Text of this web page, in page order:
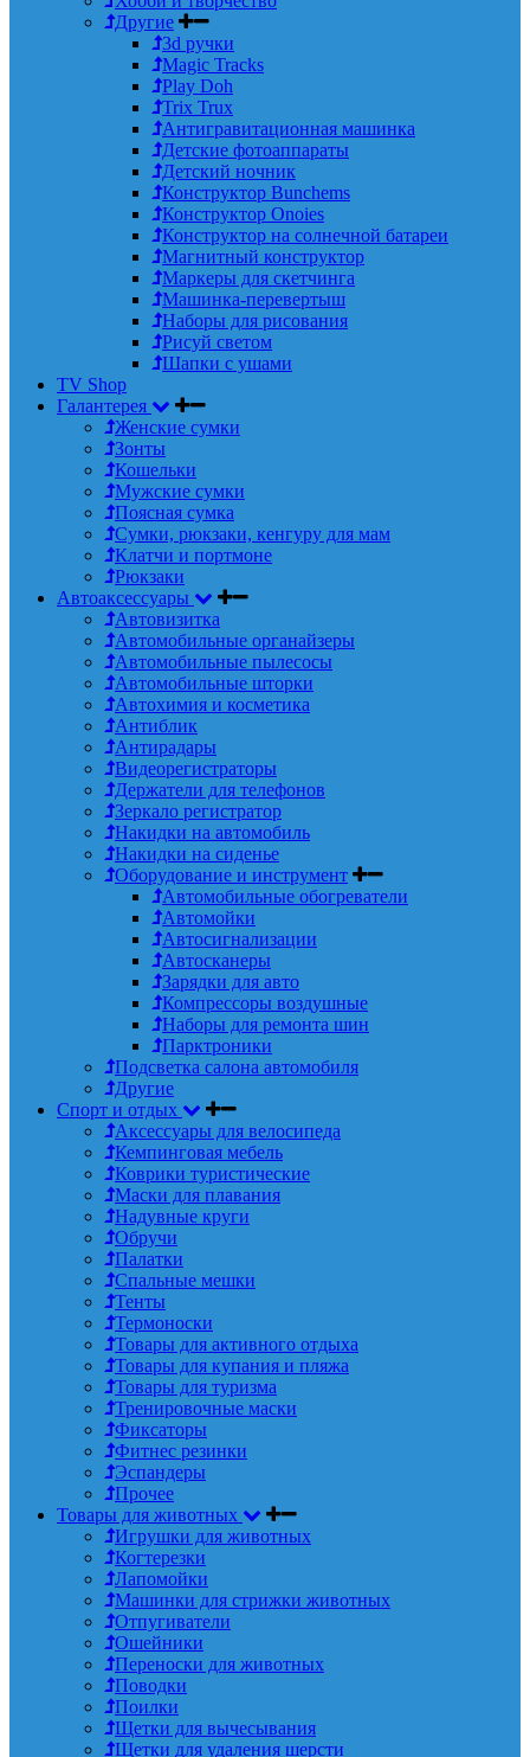
Другие
3d ручки
Magic Tracks
Play Doh
Trix Trux
Антигравитационная машинка
Детские фотоаппараты
Детский ночник
Конструктор Bunchems
Конструктор Onoies
Конструктор на солнечной батареи
Магнитный конструктор
Маркеры для скетчинга
Машинка-перевертыш
Наборы для рисования
Рисуй светом
Шапки с ушами
TV Shop
Галантерея
Женские сумки
Зонты
Кошельки
Мужские сумки
Поясная сумка
Сумки, рюкзаки, кенгуру для мам
Клатчи и портмоне
Рюкзаки
Автоаксессуары
Автовизитка
Автомобильные органайзеры
Автомобильные пылесосы
Автомобильные шторки
Автохимия и косметика
Антиблик
Антирадары
Видеорегистраторы
Держатели для телефонов
Зеркало регистратор
Накидки на автомобиль
Накидки на сиденье
Оборудование и инструмент
Автомобильные обогреватели
Автомойки
Автосигнализации
Автосканеры
Зарядки для авто
Компрессоры воздушные
Наборы для ремонта шин
Парктроники
Подсветка салона автомобиля
Другие
Спорт и отдых
Аксессуары для велосипеда
Кемпинговая мебель
Коврики туристические
Маски для плавания
Надувные круги
Обручи
Палатки
Спальные мешки
Тенты
Термоноски
Товары для активного отдыха
Товары для купания и пляжа
Товары для туризма
Тренировочные маски
Фиксаторы
Фитнес резинки
Эспандеры
Прочее
Товары для животных
Игрушки для животных
Когтерезки
Лапомойки
Машинки для стрижки животных
Отпугиватели
Ошейники
Переноски для животных
Поводки
Поилки
Щетки для вычесывания
Щетки для удаления шерсти